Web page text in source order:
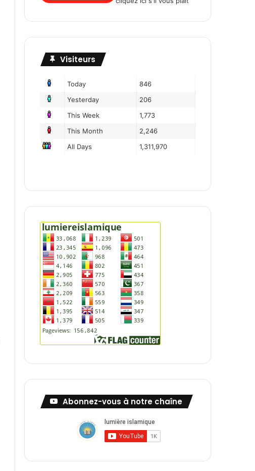
Visiteurs
Today
846
Yesterday
206
This Week
1,773
This Month
2,246
All Days
1,311,970
Abonnez-vous à notre chaîne